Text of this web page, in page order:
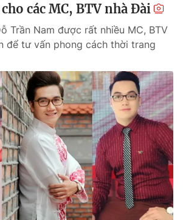
các MC, BTV nhà Đài
Trần Nam được rất nhiều MC, BTV
để tư vấn phong cách thời trang